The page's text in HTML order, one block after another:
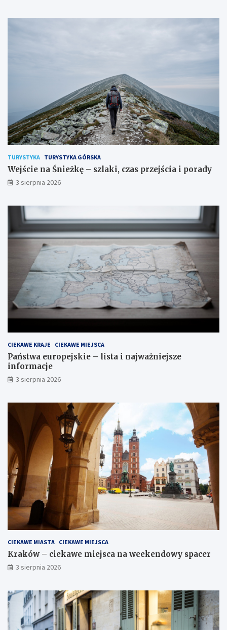
TURYSTYKA TURYSTYKA GÓRSKA
Wejście na Śnieżkę – szlaki, czas przejścia i porady
3 sierpnia 2026
CIEKAWE KRAJE CIEKAWE MIEJSCA
Państwa europejskie – lista i najważniejsze
informacje
3 sierpnia 2026
CIEKAWE MIASTA CIEKAWE MIEJSCA
Kraków – ciekawe miejsca na weekendowy spacer
3 sierpnia 2026